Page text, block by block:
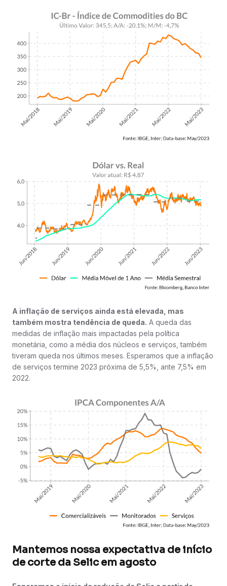
A inflação de serviços ainda está elevada, mas
também mostra tendência de queda. A queda das
medidas de inflação mais impactadas pela política
monetária, como a média dos núcleos e serviços, também
tiveram queda nos últimos meses. Esperamos que a inflação
de serviços termine 2023 próxima de 5,5%, ante 7,5% em
2022.
Mantemos nossa expectativa de início
de corte da Selic em agosto